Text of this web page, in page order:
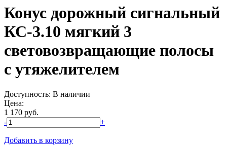
Конус дорожный сигнальный
КС-3.10 мягкий 3
световозвращающие полосы
с утяжелителем
Доступность: В наличии
Цена:
1 170 руб.
-
+
Добавить в корзину